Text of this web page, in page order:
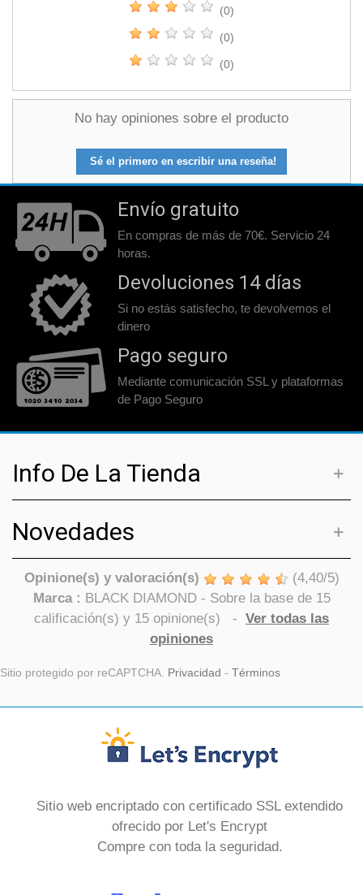
(0)
(0)
(0)
No hay opiniones sobre el producto
Sé el primero en escribir una reseña!
Envío gratuito
En compras de más de 70€. Servicio 24
horas.
Devoluciones 14 días
Si no estás satisfecho, te devolvemos el
dinero
Pago seguro
Mediante comunicación SSL y plataformas
de Pago Seguro
Info De La Tienda
Novedades
Opinione(s) y valoración(s) (4,40/5)
Marca : BLACK DIAMOND- Sobre la base de 15
calificación(s) y 15 opinione(s) - Ver todas las
opiniones
Sitio protegido por reCAPTCHA. Privacidad - Términos
Sitio web encriptado con certificado SSL extendido
ofrecido por Let's Encrypt
Compre con toda la seguridad.